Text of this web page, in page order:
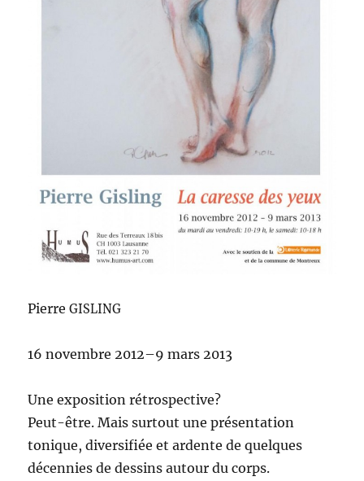
PierreGISLING
16 novem­bre 2012–9 mars 2013
Une expo­si­tion rétrospective?
Peut-être. Mais surtout une présentation
tonique, diver­si­fiée et ardente de quelques
décen­nies de dessins autour du corps.